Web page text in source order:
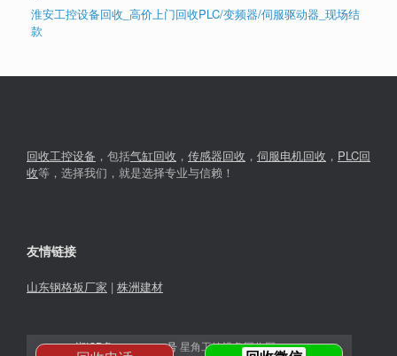
淮安工控设备回收_高价上门回收PLC/变频器/伺服驱动器_现场结
款
回收工控设备 ，包括气缸回收 ， 传感器回收 ， 伺服电机回收 ， PLC回
收等，选择我们，就是选择专业与信赖！
友情链接
山东钢格板厂家 | 株洲建材
湘ICP备2023030366号星角工控设备回收网© 2026